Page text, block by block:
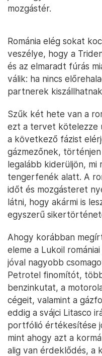
mozgástér.
Románia elég sokat
veszélye, hogy a
és az elmaradt fúrás
válik: ha nincs
partnerek
Szűk két hete van a
ezt a tervet kötelezze
a következő fázist
gázmezőnek,
legalább kiderüljön, mi
tengerfenék alatt. A
időt és mozgásteret
látni, hogy akármi is
egyszerű
Ahogy korábban
eleme a Lukoil
jóval nagyobb
Petrotel finomítót,
benzinkutat, a
cégeit, valamint a
eddig a svájci Litasco
portfólió értékesítése
mint ahogy azt a
alig van érdeklődés, a